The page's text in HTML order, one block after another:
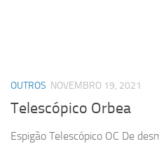
OUTROS NOVEMBRO 19, 2021
Telescópico Orbea
Espigão Telescópico OC De